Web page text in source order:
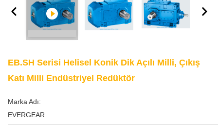
EB.SH Serisi Helisel Konik Dik Açılı Milli, Çıkış
Katı Milli Endüstriyel Redüktör
Marka Adı:
EVERGEAR